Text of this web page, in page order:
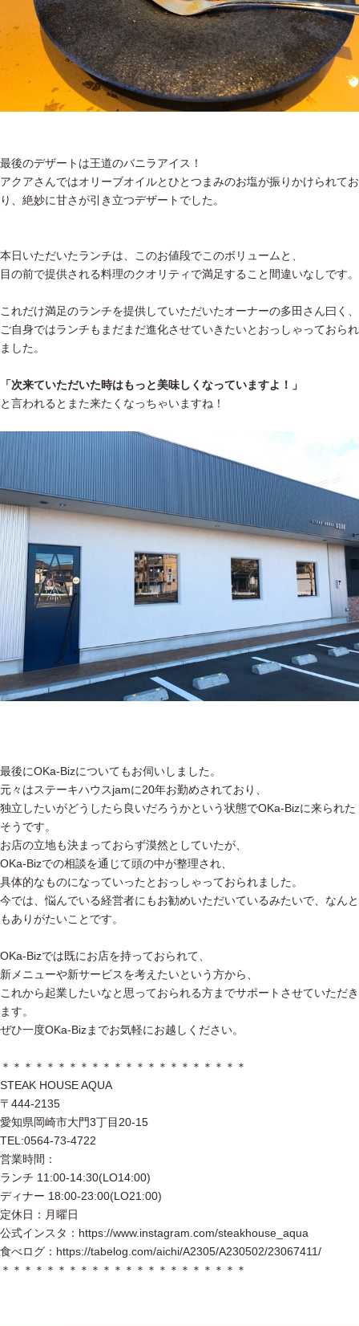
最後のデザートは王道のバニラアイス！
アクアさんではオリーブオイルとひとつまみのお塩が振りかけられてお
り、絶妙に甘さが引き立つデザートでした。
本日いただいたランチは、このお値段でこのボリュームと、
目の前で提供される料理のクオリティで満足すること間違いなしです。
これだけ満足のランチを提供していただいたオーナーの多田さん曰く、
ご自身ではランチもまだまだ進化させていきたいとおっしゃっておられ
ました。
「次来ていただいた時はもっと美味しくなっていますよ！」
と言われるとまた来たくなっちゃいますね！
最後にOKa-Bizについてもお伺いしました。
元々はステーキハウスjamに20年お勤めされており、
独立したいがどうしたら良いだろうかという状態でOKa-Bizに来られた
そうです。
お店の立地も決まっておらず漠然としていたが、
OKa-Bizでの相談を通じて頭の中が整理され、
具体的なものになっていったとおっしゃっておられました。
今では、悩んでいる経営者にもお勧めいただいているみたいで、なんと
もありがたいことです。
OKa-Bizでは既にお店を持っておられて、
新メニューや新サービスを考えたいという方から、
これから起業したいなと思っておられる方までサポートさせていただき
ます。
ぜひ一度OKa-Bizまでお気軽にお越しください。
＊＊＊＊＊＊＊＊＊＊＊＊＊＊＊＊＊＊＊＊＊＊
STEAK HOUSE AQUA
〒444-2135
愛知県岡崎市大門3丁目20-15
TEL:0564-73-4722
営業時間：
ランチ 11:00-14:30(LO14:00)
ディナー 18:00-23:00(LO21:00)
定休日：月曜日
公式インスタ：https://www.instagram.com/steakhouse_aqua
食べログ：https://tabelog.com/aichi/A2305/A230502/23067411/
＊＊＊＊＊＊＊＊＊＊＊＊＊＊＊＊＊＊＊＊＊＊